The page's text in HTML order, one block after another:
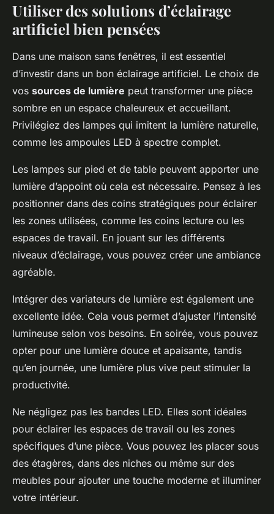
Utiliser des solutions d’éclairage
artificiel bien pensées
Dans une maison sans fenêtres, il est essentiel
d’investir dans un bon éclairage artificiel. Le choix de
vos sources de lumière peut transformer une pièce
sombre en un espace chaleureux et accueillant.
Privilégiez des lampes qui imitent la lumière naturelle,
comme les ampoules LED à spectre complet.
Les lampes sur pied et de table peuvent apporter une
lumière d’appoint où cela est nécessaire. Pensez à les
positionner dans des coins stratégiques pour éclairer
les zones utilisées, comme les coins lecture ou les
espaces de travail. En jouant sur les différents
niveaux d’éclairage, vous pouvez créer une ambiance
agréable.
Intégrer des variateurs de lumière est également une
excellente idée. Cela vous permet d’ajuster l’intensité
lumineuse selon vos besoins. En soirée, vous pouvez
opter pour une lumière douce et apaisante, tandis
qu’en journée, une lumière plus vive peut stimuler la
productivité.
Ne négligez pas les bandes LED. Elles sont idéales
pour éclairer les espaces de travail ou les zones
spécifiques d’une pièce. Vous pouvez les placer sous
des étagères, dans des niches ou même sur des
meubles pour ajouter une touche moderne et illuminer
votre intérieur.